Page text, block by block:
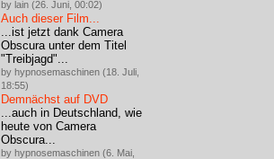
by lain (26. Juni, 00:02)
Auch dieser Film...
...ist jetzt dank Camera
Obscura unter dem Titel
"Treibjagd"...
by hypnosemaschinen (18. Juli,
18:55)
Demnächst auf DVD
...auch in Deutschland, wie
heute von Camera
Obscura...
by hypnosemaschinen (6. Mai,